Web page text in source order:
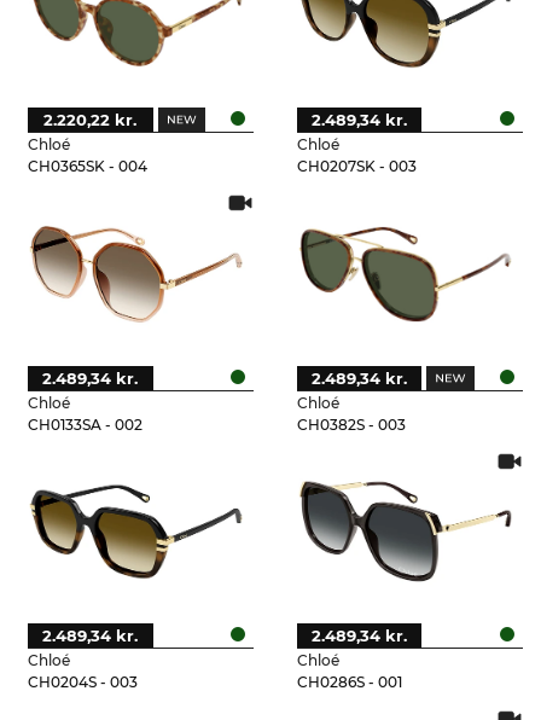
Chloé
CH0365SK - 004
2.220,22 kr.
Chloé
CH0207SK - 003
2.489,34 kr.
Chloé
CH0133SA - 002
2.489,34 kr.
Chloé
CH0382S - 003
2.489,34 kr.
Chloé
CH0204S - 003
2.489,34 kr.
Chloé
CH0286S - 001
2.489,34 kr.